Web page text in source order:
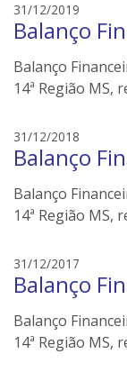
r
s
31/12/2019
d
o
n
e
r
Balanço
Balanço
14ª Região MS,
31/12/2018
d
o
n
e
r
Balanço
Balanço
14ª Região MS,
31/12/2017
d
o
n
Balanço
Balanço
14ª Região MS,